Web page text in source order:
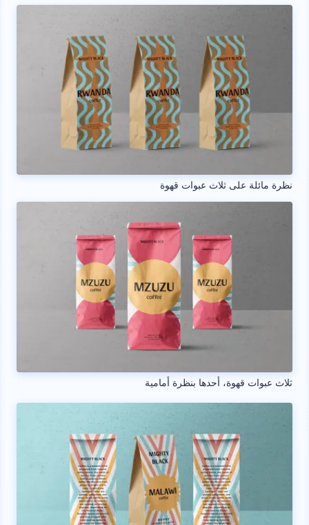
نظرة مائلة على ثلاث عبوات قهوة
ثلاث عبوات قهوة، أحدها بنظرة أمامية